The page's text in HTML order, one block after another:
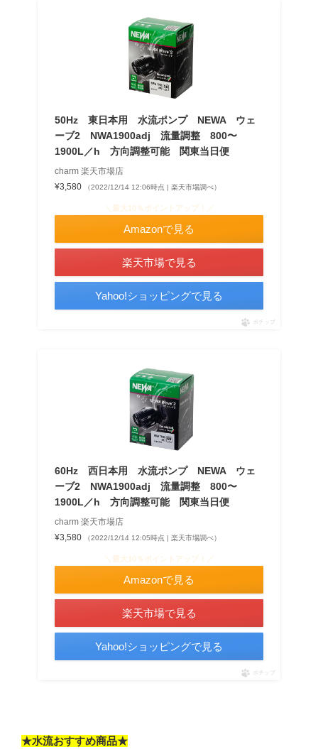
50Hz 東日本用 水流ポンプ NEWA ウェ
ーブ2 NWA1900adj 流量調整 800〜
1900L／h 方向調整可能 関東当日便
charm 楽天市場店
¥3,580
（2022/12/14 12:06時点 | 楽天市場調べ）
＼最大10％ポイントアップ！／
Amazonで見る
楽天市場で見る
Yahoo!ショッピングで見る
ポチップ
60Hz 西日本用 水流ポンプ NEWA ウェ
ーブ2 NWA1900adj 流量調整 800〜
1900L／h 方向調整可能 関東当日便
charm 楽天市場店
¥3,580
（2022/12/14 12:05時点 | 楽天市場調べ）
＼最大10％ポイントアップ！／
Amazonで見る
楽天市場で見る
Yahoo!ショッピングで見る
ポチップ
★水流おすすめ商品★